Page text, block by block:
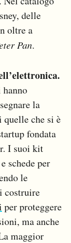
delle
oltre a
Pan.
la
che si è
fondata
I suoi kit
schede per
le
costruire
per proteggere
ma anche
maggior